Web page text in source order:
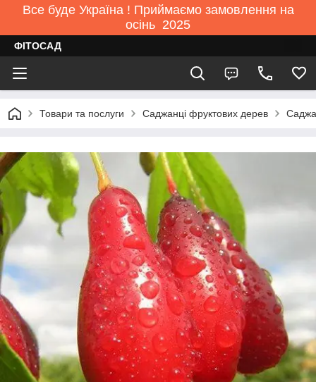
Все буде Україна ! Приймаємо замовлення на
осінь 2025
ФІТОСАД
Товари та послуги Саджанці фруктових дерев